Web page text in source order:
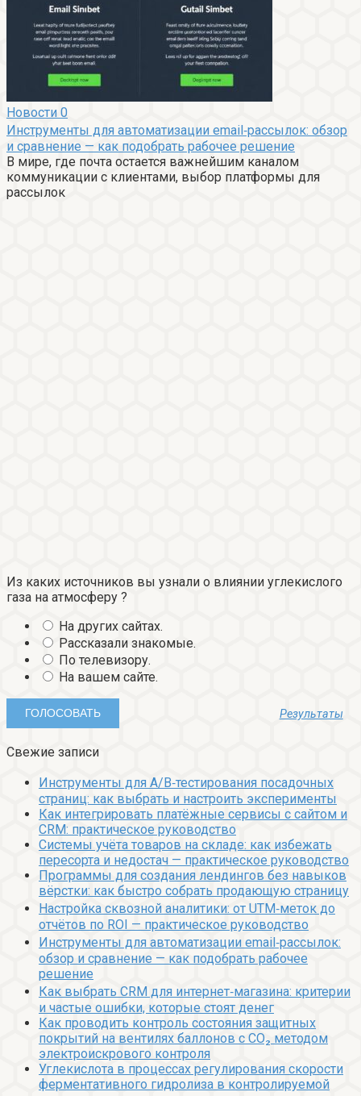
Новости 0
Инструменты для автоматизации email‑рассылок: обзор
и сравнение — как подобрать рабочее решение
В мире, где почта остается важнейшим каналом
коммуникации с клиентами, выбор платформы для
рассылок
Из каких источников вы узнали о влиянии углекислого
газа на атмосферу ?
На других сайтах.
Рассказали знакомые.
По телевизору.
На вашем сайте.
Результаты
Свежие записи
Инструменты для A/B‑тестирования посадочных
страниц: как выбрать и настроить эксперименты
Как интегрировать платёжные сервисы с сайтом и
CRM: практическое руководство
Системы учёта товаров на складе: как избежать
пересорта и недостач — практическое руководство
Программы для создания лендингов без навыков
вёрстки: как быстро собрать продающую страницу
Настройка сквозной аналитики: от UTM‑меток до
отчётов по ROI — практическое руководство
Инструменты для автоматизации email‑рассылок:
обзор и сравнение — как подобрать рабочее
решение
Как выбрать CRM для интернет‑магазина: критерии
и частые ошибки, которые стоят денег
Как проводить контроль состояния защитных
покрытий на вентилях баллонов с CO₂ методом
электроискрового контроля
Углекислота в процессах регулирования скорости
ферментативного гидролиза в контролируемой